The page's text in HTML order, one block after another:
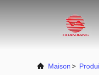
Maison>